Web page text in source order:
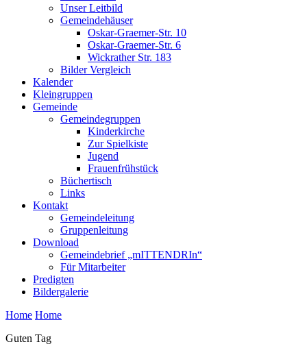
Unser Leitbild
Gemeindehäuser
Oskar-Graemer-Str. 10
Oskar-Graemer-Str. 6
Wickrather Str. 183
Bilder Vergleich
Kalender
Kleingruppen
Gemeinde
Gemeindegruppen
Kinderkirche
Zur Spielkiste
Jugend
Frauenfrühstück
Büchertisch
Links
Kontakt
Gemeindeleitung
Gruppenleitung
Download
Gemeindebrief „mITTENDRIn“
Für Mitarbeiter
Predigten
Bildergalerie
Home Home
Guten Tag